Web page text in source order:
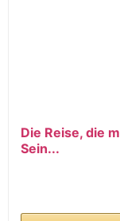
Die Reise, die
Sein...